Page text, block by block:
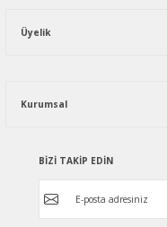
Üyelik
Kurumsal
BİZİ TAKİP EDİN